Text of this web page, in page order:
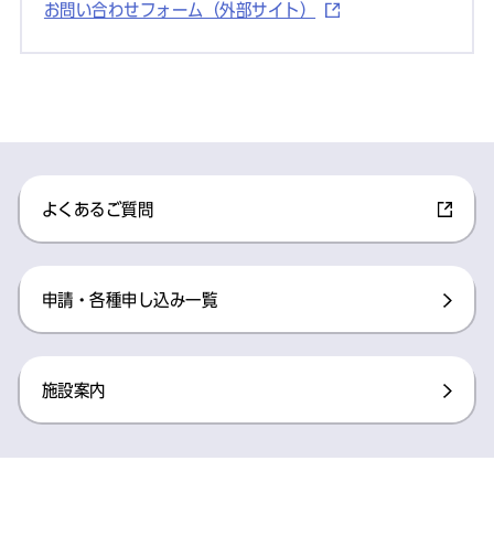
お問い合わせフォーム（外部サイト）
よくあるご質問
申請・各種申し込み一覧
施設案内